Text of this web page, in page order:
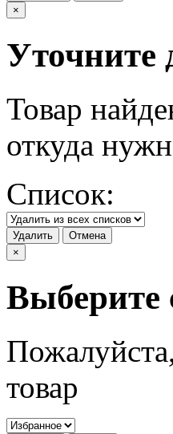
×
Уточните
Товар
откуда
Список:
Удалить
Отмена
×
Выберите
товар